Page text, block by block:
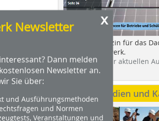
wie an
zu
wird der
einer
x
Newsletter
Dann melden
Newsletter an.
Sie über:
und Ausführungsmethoden
und Normen
Veranstaltungen und
Das Profimagazin für das
Holzbauhandwerk.
Hier geht es zur aktuellen
dach+holzbau.
Weitere Medien und